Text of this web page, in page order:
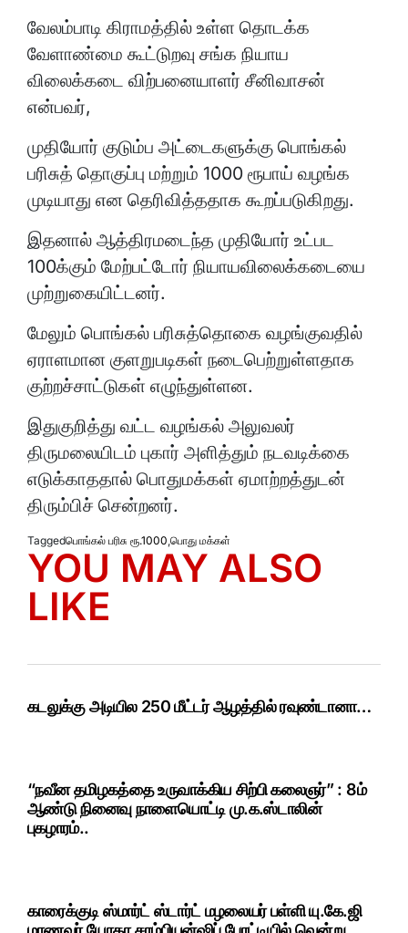
வேலம்பாடி கிராமத்தில் உள்ள தொடக்க
வேளாண்மை கூட்டுறவு சங்க நியாய
விலைக்கடை விற்பனையாளர் சீனிவாசன்
என்பவர்,
முதியோர் குடும்ப அட்டைகளுக்கு பொங்கல்
பரிசுத் தொகுப்பு மற்றும் 1000 ரூபாய் வழங்க
முடியாது என தெரிவித்ததாக கூறப்படுகிறது.
இதனால் ஆத்திரமடைந்த முதியோர் உட்பட
100க்கும் மேற்பட்டோர் நியாயவிலைக்கடையை
முற்றுகையிட்டனர்.
மேலும் பொங்கல் பரிசுத்தொகை வழங்குவதில்
ஏராளமான குளறுபடிகள் நடைபெற்றுள்ளதாக
குற்றச்சாட்டுகள் எழுந்துள்ளன.
இதுகுறித்து வட்ட வழங்கல் அலுவலர்
திருமலையிடம் புகார் அளித்தும் நடவடிக்கை
எடுக்காததால் பொதுமக்கள் ஏமாற்றத்துடன்
திரும்பிச் சென்றனர்.
Taggedபொங்கல் பரிசு ரூ.1000,பொது மக்கள்
YOU MAY ALSO
LIKE
கடலுக்கு அடியில 250 மீட்டர் ஆழத்தில் ரவுண்டானா…
“நவீன தமிழகத்தை உருவாக்கிய சிற்பி கலைஞர்” : 8ம்
ஆண்டு நினைவு நாளையொட்டி மு.க.ஸ்டாலின்
புகழாரம்..
காரைக்குடி ஸ்மார்ட் ஸ்டார்ட் மழலையர் பள்ளி யு.கே.ஜி